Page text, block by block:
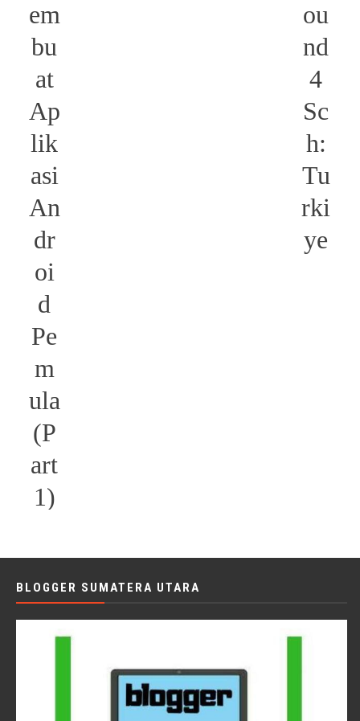
em
bu
at
Ap
lik
asi
An
dr
oi
d
Pe
m
ula
(P
art
1)
ou
nd
4
Sc
h:
Tu
rki
ye
BLOGGER SUMATERA UTARA